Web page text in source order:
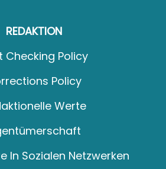
REDAKTION
Checking Policy
Policy
Werte
In Sozialen Netzwerken